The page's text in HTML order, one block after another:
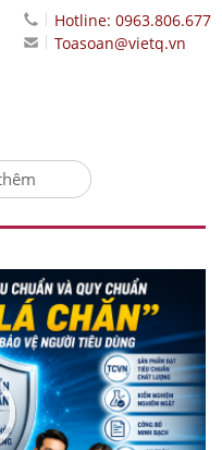
Hotline: 0963.806.677
Toasoan@vietq.vn